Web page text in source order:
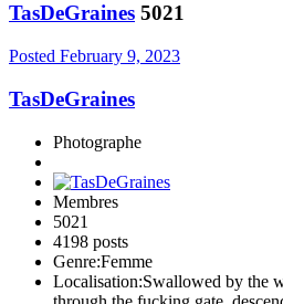
TasDeGraines 5021
Posted February 9, 2023
TasDeGraines
Photographe
Membres
5021
4198 posts
Genre:Femme
Localisation:Swallowed by the